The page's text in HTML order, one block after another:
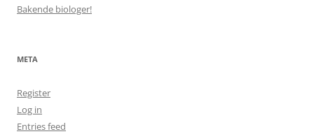
Bakende biologer!
META
Register
Log in
Entries feed